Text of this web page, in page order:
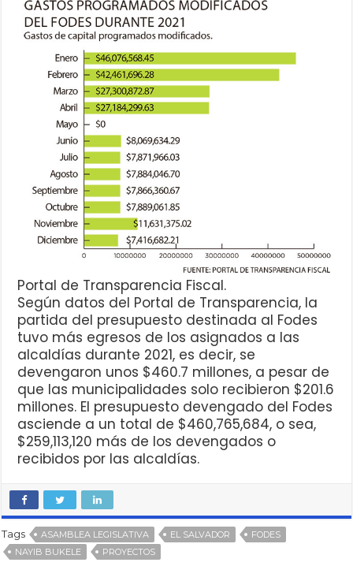
Portal de Transparencia Fiscal.
Según datos del Portal de Transparencia, la
partida del presupuesto destinada al Fodes
tuvo más egresos de los asignados a las
alcaldías durante 2021, es decir, se
devengaron unos $460.7 millones, a pesar de
que las municipalidades solo recibieron $201.6
millones. El presupuesto devengado del Fodes
asciende a un total de $460,765,684, o sea,
$259,113,120 más de los devengados o
recibidos por las alcaldías.
Tags ASAMBLEA LEGISLATIVA EL SALVADOR
FODES
NAYIB BUKELE
PROYECTOS